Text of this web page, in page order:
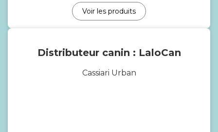
Voir les produits
Distributeur canin : LaloCan
Cassiari Urban